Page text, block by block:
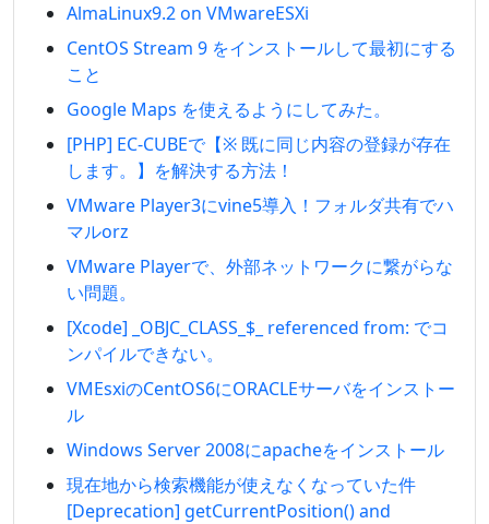
AlmaLinux9.2 on VMwareESXi
CentOS Stream 9 をインストールして最初にする
こと
Google Maps を使えるようにしてみた。
[PHP] EC-CUBEで【※ 既に同じ内容の登録が存在
します。】を解決する方法！
VMware Player3にvine5導入！フォルダ共有でハ
マルorz
VMware Playerで、外部ネットワークに繋がらな
い問題。
[Xcode] _OBJC_CLASS_$_ referenced from: でコ
ンパイルできない。
VMEsxiのCentOS6にORACLEサーバをインストー
ル
Windows Server 2008にapacheをインストール
現在地から検索機能が使えなくなっていた件
[Deprecation] getCurrentPosition() and